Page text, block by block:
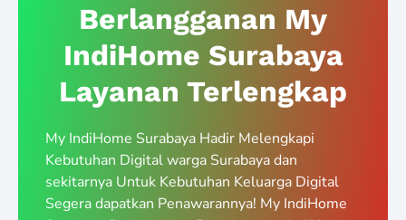
Berlangganan My
IndiHome Surabaya
Layanan Terlengkap
My IndiHome Surabaya Hadir Melengkapi
Kebutuhan Digital warga Surabaya dan
sekitarnya Untuk Kebutuhan Keluarga Digital
Segera dapatkan Penawarannya! My IndiHome